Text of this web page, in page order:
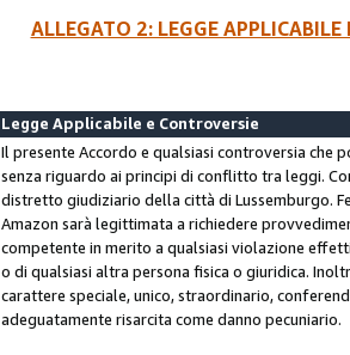
ALLEGATO 2: LEGGE
Legge Applicabile e Controversie
Il presente Accordo e qualsiasi controversia che
senza riguardo ai principi di conflitto tra leggi.
distretto giudiziario della città di Lussemburgo.
Amazon sarà legittimata a richiedere
competente in merito a qualsiasi violazione
o di qualsiasi altra persona fisica o giuridica.
carattere speciale, unico, straordinario,
adeguatamente risarcita come danno pecuniario.